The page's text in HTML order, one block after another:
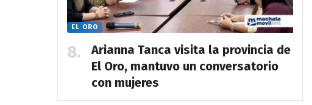
EL ORO
Arianna Tanca visita la provincia de
El Oro, mantuvo un conversatorio
con mujeres